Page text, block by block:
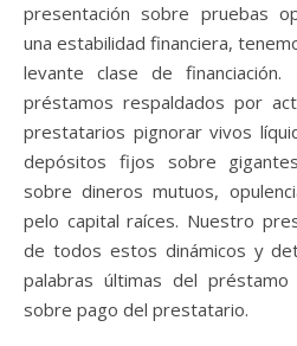
presentación sobre pruebas
una estabilidad financiera,
levante clase de
préstamos respaldados por
prestatarios pignorar vivos
depósitos fijos sobre
sobre dineros mutuos,
pelo capital raíces. Nuestro
de todos estos dinámicos y
palabras últimas del
sobre pago del prestatario.